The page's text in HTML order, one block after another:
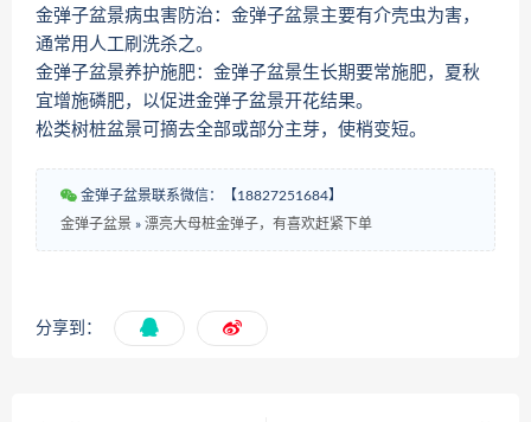
金弹子盆景病虫害防治：金弹子盆景主要有介壳虫为害，
通常用人工刷洗杀之。
金弹子盆景养护施肥：金弹子盆景生长期要常施肥，夏秋
宜增施磷肥，以促进金弹子盆景开花结果。
松类树桩盆景可摘去全部或部分主芽，使梢变短。
金弹子盆景联系微信：【18827251684】
金弹子盆景 » 漂亮大母桩金弹子，有喜欢赶紧下单
分享到：